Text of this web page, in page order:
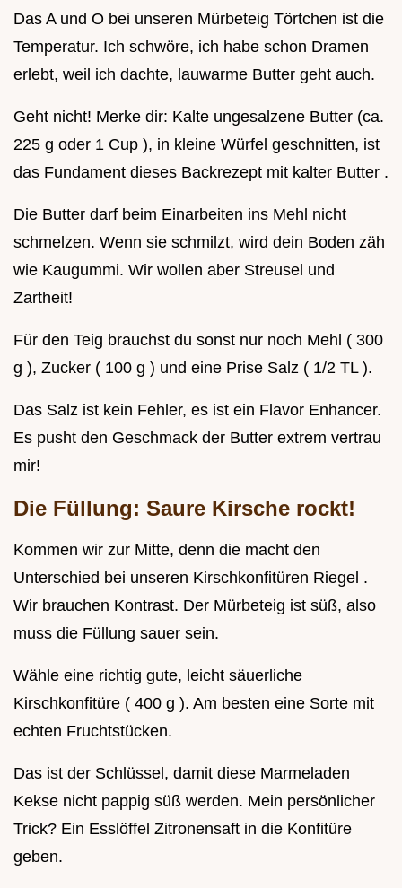
Das A und O bei unseren Mürbeteig Törtchen ist die
Temperatur. Ich schwöre, ich habe schon Dramen
erlebt, weil ich dachte, lauwarme Butter geht auch.
Geht nicht! Merke dir: Kalte ungesalzene Butter (ca.
225 g oder 1 Cup ), in kleine Würfel geschnitten, ist
das Fundament dieses Backrezept mit kalter Butter .
Die Butter darf beim Einarbeiten ins Mehl nicht
schmelzen. Wenn sie schmilzt, wird dein Boden zäh
wie Kaugummi. Wir wollen aber Streusel und
Zartheit!
Für den Teig brauchst du sonst nur noch Mehl ( 300
g ), Zucker ( 100 g ) und eine Prise Salz ( 1/2 TL ).
Das Salz ist kein Fehler, es ist ein Flavor Enhancer.
Es pusht den Geschmack der Butter extrem vertrau
mir!
Die Füllung: Saure Kirsche rockt!
Kommen wir zur Mitte, denn die macht den
Unterschied bei unseren Kirschkonfitüren Riegel .
Wir brauchen Kontrast. Der Mürbeteig ist süß, also
muss die Füllung sauer sein.
Wähle eine richtig gute, leicht säuerliche
Kirschkonfitüre ( 400 g ). Am besten eine Sorte mit
echten Fruchtstücken.
Das ist der Schlüssel, damit diese Marmeladen
Kekse nicht pappig süß werden. Mein persönlicher
Trick? Ein Esslöffel Zitronensaft in die Konfitüre
geben.